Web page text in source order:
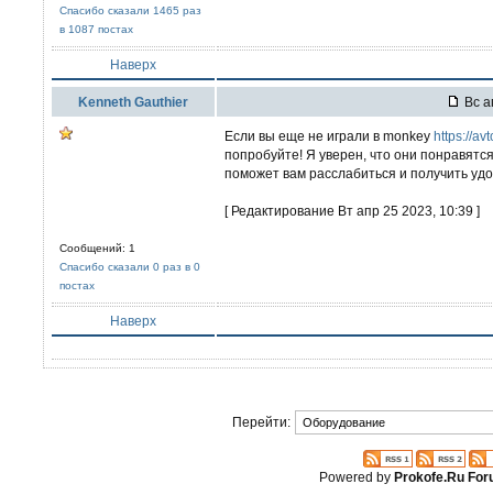
Спасибо сказали 1465 раз
в 1087 постах
Наверх
Kenneth Gauthier Вс
Сообщений: 1
Спасибо сказали 0 раз в 0
постах
Если вы еще не играли в monkey https://
попробуйте! Я уверен, что они
поможет вам расслабиться и получить
[ Редактирование Вт апр 25 2023, 10:39 ]
Наверх
Перейти:
Powered byProkofe.Ru